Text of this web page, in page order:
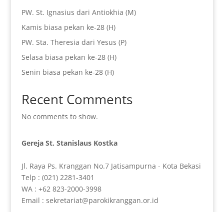
PW. St. Ignasius dari Antiokhia (M)
Kamis biasa pekan ke-28 (H)
PW. Sta. Theresia dari Yesus (P)
Selasa biasa pekan ke-28 (H)
Senin biasa pekan ke-28 (H)
Recent Comments
No comments to show.
Gereja St. Stanislaus Kostka
Jl. Raya Ps. Kranggan No.7 Jatisampurna - Kota Bekasi
Telp : (021) 2281-3401
WA : +62 823-2000-3998
Email : sekretariat@parokikranggan.or.id